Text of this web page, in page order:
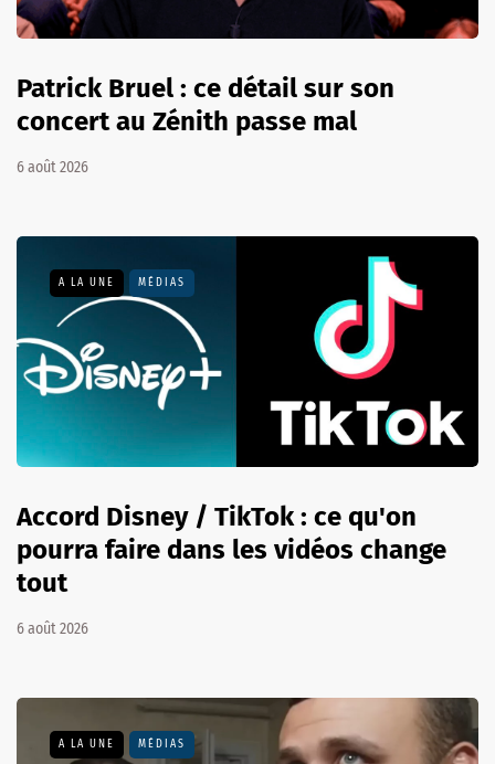
Patrick Bruel : ce détail sur son
concert au Zénith passe mal
6 août 2026
A LA UNE MÉDIAS
Accord Disney / TikTok : ce qu'on
pourra faire dans les vidéos change
tout
6 août 2026
A LA UNE MÉDIAS